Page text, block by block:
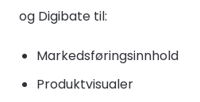
og Digibate til:
Markedsføringsinnhold
Produktvisualer